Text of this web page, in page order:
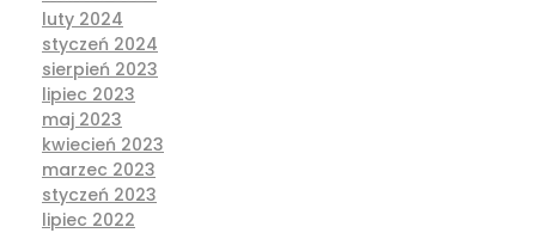
luty 2024
styczeń 2024
sierpień 2023
lipiec 2023
maj 2023
kwiecień 2023
marzec 2023
styczeń 2023
lipiec 2022